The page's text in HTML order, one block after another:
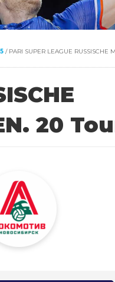
/ PARI SUPER LEAGUE RUSSISCHE
20